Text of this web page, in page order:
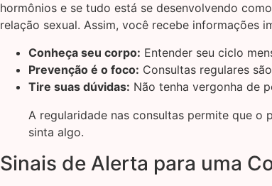
hormônios e se tudo está se desenvolvendo
relação sexual. Assim, você recebe informações
Conheça seu corpo: Entender seu ciclo
Prevenção é o foco: Consultas regulares
Tire suas dúvidas: Não tenha vergonha de
A regularidade nas consultas permite que
sinta algo.
Sinais de Alerta para uma